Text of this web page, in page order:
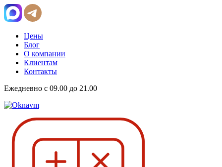
Цены
Блог
О компании
Клиентам
Контакты
Ежедневно с 09.00 до 21.00